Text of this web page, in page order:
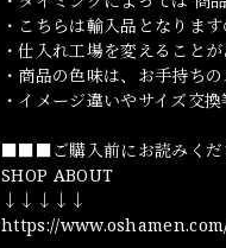
・こちらは輸入品となりま
・仕入れ工場を変えること
・商品の色味は、お手持ち
・イメージ違いやサイズ交
■■■ご購入前にお読みく
SHOP ABOUT
↓↓↓↓↓
https://